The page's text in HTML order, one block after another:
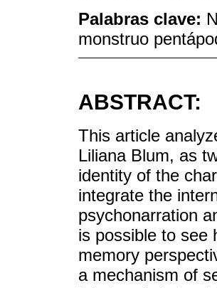
Palabras clave:
monstruo
ABSTRACT:
This article
Liliana Blum, as
identity of the
integrate the
psychonarration
is possible to see
memory
a mechanism of